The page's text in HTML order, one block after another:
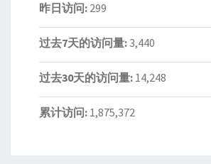
昨日访问: 299
过去7天的访问量: 3,440
过去30天的访问量: 14,248
累计访问: 1,875,372